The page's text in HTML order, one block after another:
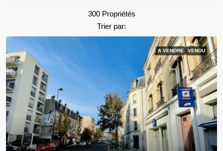
300 Propriétés
Trier par:
A VENDRE VENDU